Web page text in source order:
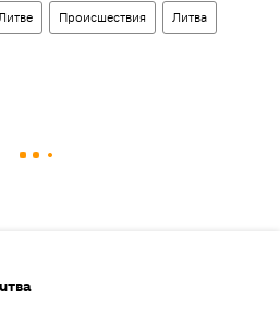
Происшествия Литва